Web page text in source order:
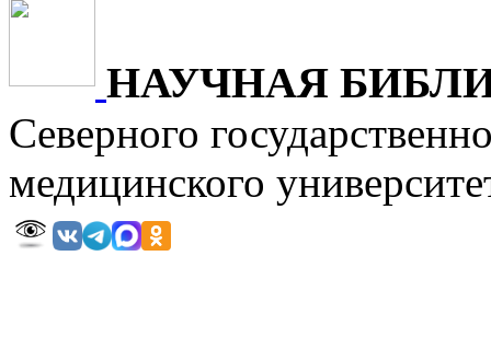
НАУЧНАЯ
Северного
медицинского